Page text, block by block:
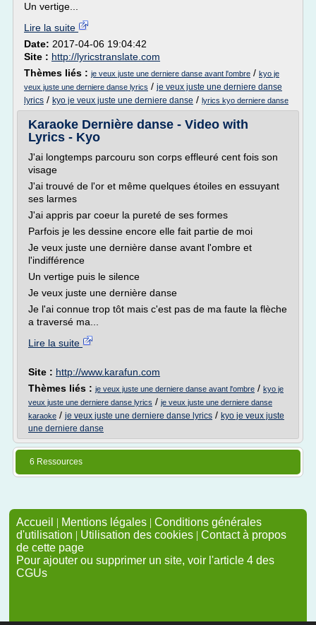
Un vertige...
Lire la suite
Date: 2017-04-06 19:04:42
Site : http://lyricstranslate.com
Thèmes liés : je veux juste une derniere danse avant l'ombre / kyo je
veux juste une derniere danse lyrics / je veux juste une derniere danse
lyrics / kyo je veux juste une derniere danse / lyrics kyo derniere danse
Karaoke Dernière danse - Video with
Lyrics - Kyo
J'ai longtemps parcouru son corps effleuré cent fois son
visage
J'ai trouvé de l'or et même quelques étoiles en essuyant
ses larmes
J'ai appris par coeur la pureté de ses formes
Parfois je les dessine encore elle fait partie de moi
Je veux juste une dernière danse avant l'ombre et
l'indifférence
Un vertige puis le silence
Je veux juste une dernière danse
Je l'ai connue trop tôt mais c'est pas de ma faute la flèche
a traversé ma...
Lire la suite
Site : http://www.karafun.com
Thèmes liés : je veux juste une derniere danse avant l'ombre / kyo je
veux juste une derniere danse lyrics / je veux juste une derniere danse
karaoke / je veux juste une derniere danse lyrics / kyo je veux juste
une derniere danse
6 Ressources
Accueil | Mentions légales | Conditions générales
d'utilisation | Utilisation des cookies | Contact à propos
de cette page
Pour ajouter ou supprimer un site, voir l'article 4 des
CGUs